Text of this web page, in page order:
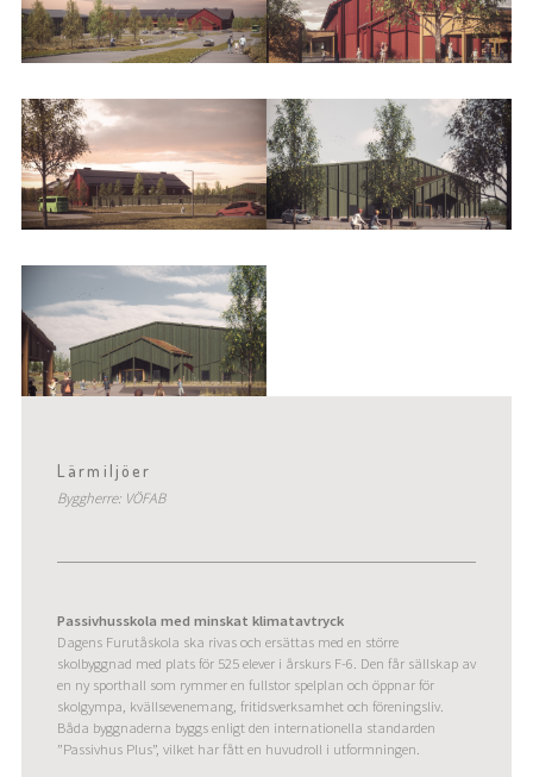
Lärmiljöer
Byggherre: VÖFAB
Passivhusskola med minskat klimatavtryck
Dagens Furutåskola ska rivas och ersättas med en större
skolbyggnad med plats för 525 elever i årskurs F-6. Den får sällskap av
en ny sporthall som rymmer en fullstor spelplan och öppnar för
skolgympa, kvällsevenemang, fritidsverksamhet och föreningsliv.
Båda byggnaderna byggs enligt den internationella standarden
”Passivhus Plus”, vilket har fått en huvudroll i utformningen.